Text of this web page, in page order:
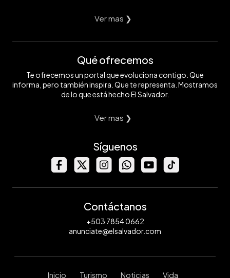
Ver mas ❯
Qué ofrecemos
Te ofrecemos un portal que evoluciona contigo. Que
informa, pero también inspira. Que te representa. Mostramos
de lo que está hecho El Salvador.
Ver mas ❯
Síguenos
Contáctanos
+503 7854 0662
anunciate@elsalvador.com
Inicio Turismo Noticias Vida